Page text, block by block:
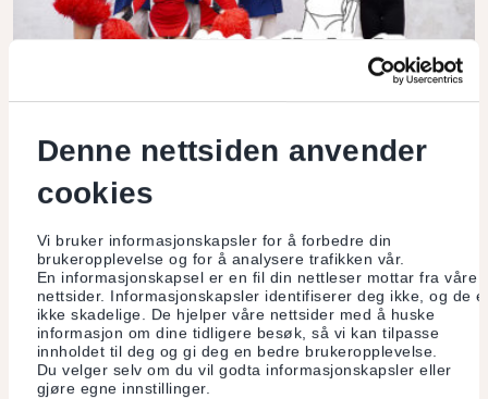
Denne nettsiden anvender
cookies
Vi bruker informasjonskapsler for å forbedre din
brukeropplevelse og for å analysere trafikken vår.
En informasjonskapsel er en fil din nettleser mottar fra våre
nettsider. Informasjonskapsler identifiserer deg ikke, og de
ikke skadelige. De hjelper våre nettsider med å huske
informasjon om dine tidligere besøk, så vi kan tilpasse
innholdet til deg og gi deg en bedre brukeropplevelse.
Du velger selv om du vil godta informasjonskapsler eller
gjøre egne innstillinger.
fleirtal synst det er vanskeleg å vite kva produkt som er
bærekraftige. Kampanjen #handlehelt vil prøve å hjelpe deg!
Les mer